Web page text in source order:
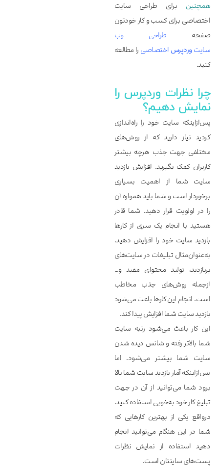
همچنین برای طراحی سایت
اختصاصی برای کسب و کار خودتون
صفحه طراحی وب
سایتوردپرس اختصاصی را مطالعه
کنید.
چرا نظرات وردپرس را
نمایش دهیم؟
پس‌ازاینکه سایت خود را راه‌اندازی
کردید نیاز دارید که از روش‌های
مختلفی جهت جذب هرچه بیشتر
کاربران کمک بگیرید. افزایش بازدید
سایت شما از اهمیت بسیاری
برخوردار است و شما باید همواره آن
را در اولویت قرار دهید. شما قادر
هستید با انجام یک سری از کارها
بازدید سایت خود را افزایش دهید.
به‌عنوان‌مثال تبلیغات در سایت‌های
پربازدید، تولید محتوای مفید و…
ازجمله روش‌های جذب مخاطب
است. انجام این کارها باعث می‌شود
بازدید سایت شما افزایش پیدا کند.
این کار باعث می‌شود رتبه سایت
شما بالاتر رفته و شانس دیده شدن
سایت شما بیشتر می‌شود. اما
پس‌ازاینکه آمار بازدید سایت شما بالا
برود شما می‌توانید از آن در جهت
تبلیغ کار خود به‌خوبی استفاده کنید.
درواقع یکی از بهترین کارهایی که
شما در این هنگام می‌توانید انجام
دهید استفاده از نمایش نظرات
پست‌های سایتتان است.